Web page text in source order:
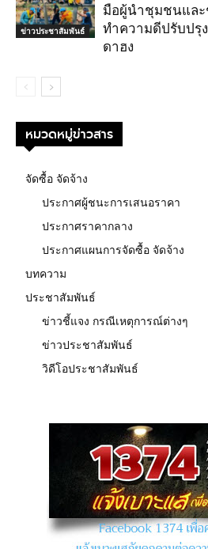
ข่าวประชาสัมพันธ์
มือผู้นำชุมชนและ
ทำความดีปรับปรุ
ดาฮง
หมวดหมู่ข่าวสาร
จัดซื้อ จัดจ้าง
ประกาศผู้ชนะการเสนอราคา
ประกาศราคากลาง
ประกาศแผนการจัดซื้อ จัดจ้าง
บทความ
ประชาสัมพันธ์
ข่าวชี้แจง กรณีเหตุการณ์ต่างๆ
ข่าวประชาสัมพันธ์
วิดีโอประชาสัมพันธ์